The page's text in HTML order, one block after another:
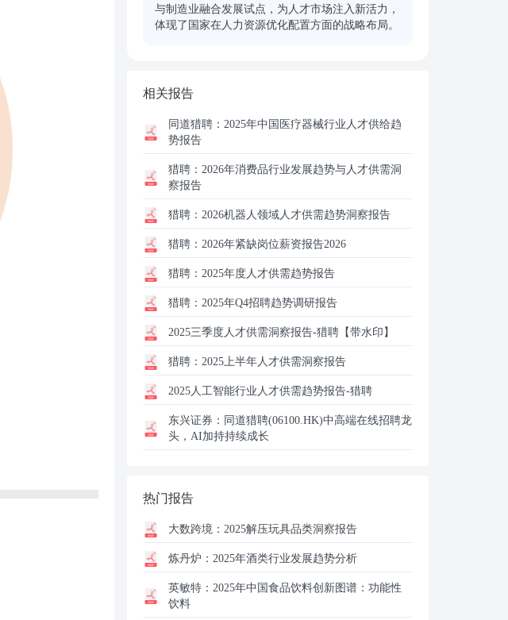
与制造业融合发展试点，为人才市场注入新活力，
体现了国家在人力资源优化配置方面的战略布局。
相关报告
同道猎聘： 2025年中国医疗器械行业人才供给趋
势报告
猎聘： 2026年消费品行业发展趋势与人才供需洞
察报告
猎聘： 2026机器人领域人才供需趋势洞察报告
猎聘： 2026年紧缺岗位薪资报告2026
猎聘： 2025年度人才供需趋势报告
猎聘： 2025年Q4招聘趋势调研报告
2025三季度人才供需洞察报告-猎聘【带水印】
猎聘： 2025上半年人才供需洞察报告
2025人工智能行业人才供需趋势报告-猎聘
东兴证券： 同道猎聘(06100.HK)中高端在线招聘龙
头，AI加持持续成长
热门报告
大数跨境： 2025解压玩具品类洞察报告
炼丹炉： 2025年酒类行业发展趋势分析
英敏特： 2025年中国食品饮料创新图谱：功能性
饮料